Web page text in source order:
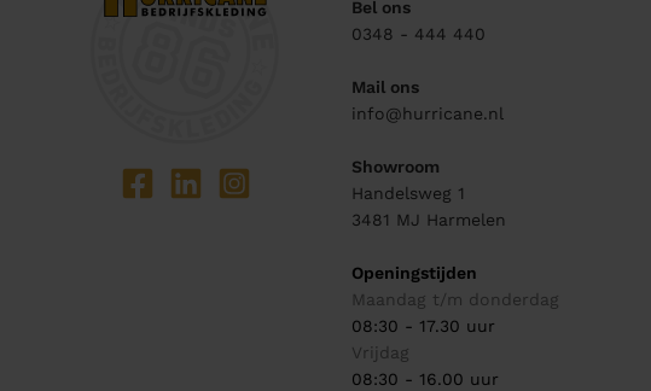
Bel ons
0348 - 444 440
Mail ons
info@hurricane.nl
Showroom
Handelsweg 1
3481 MJ Harmelen
Openingstijden
Maandag t/m donderdag
08:30 - 17.30 uur
Vrijdag
08:30 - 16.00 uur